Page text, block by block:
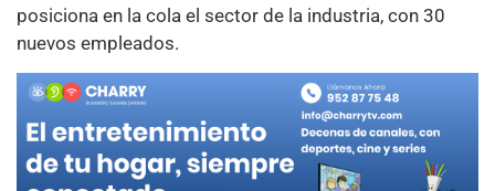
posiciona en la cola el sector de la industria, con 30
nuevos empleados.